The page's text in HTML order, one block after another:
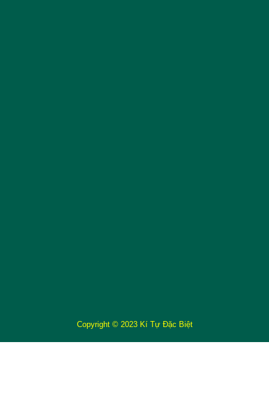
Copyright © 2023 Kí Tự Đặc Biệt